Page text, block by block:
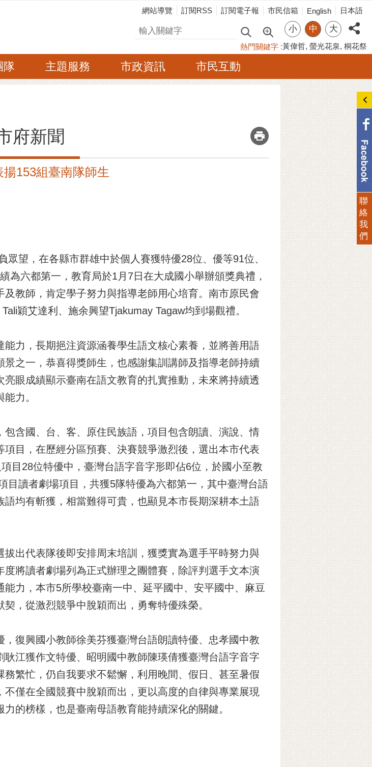
網站導覽 訂閱RSS 訂閱電子報 市民信箱 English 日本語
搜尋 小 中 大
熱門關鍵字 黃偉哲 螢光花泉 桐花祭
隊 主題服務 市政資訊 市民互動
府新聞 _
153組臺南隊師生
望，在各縣市群雄中於個人賽獲特優28位、優等91位、
為六都第一，教育局於1月7日在大成國小舉辦頒獎典禮，
教師，肯定學子努力與指導老師用心培育。南市原民會
穎艾達利、施余興望Tjakumay Tagaw均到場觀禮。
力，長期挹注資源涵養學生語文核心素養，並將善用語
之一，恭喜得獎師生，也感謝集訓講師及指導老師持續
眼成績顯示臺南在語文教育的扎實推動，未來將持續透
力。
含國、台、客、原住民族語，項目包含朗讀、演說、情
目，在歷經分區預賽、決賽競爭激烈後，選出本市代表
目28位特優中，臺灣台語字音字形即佔6位，於國小至教
目讀者劇場項目，共獲5隊特優為六都第一，其中臺灣台語
均有斬獲，相當難得可貴，也顯見本市長期深耕本土語
出代表隊後即安排周末培訓，獲獎實為選手平時努力與
將讀者劇場列為正式辦理之團體賽，除評判選手文本演
力，本市5所學校臺南一中、延平國中、安平國中、麻豆
，從激烈競爭中脫穎而出，勇奪特優殊榮。
復興國小教師徐美芬獲臺灣台語朗讀特優、忠孝國中教
江獲作文特優、昭明國中教師陳瑛倩獲臺灣台語字音字
繁忙，仍自我要求不鬆懈，利用晚間、假日、甚至暑假
僅在全國競賽中脫穎而出，更以高度的自律與專業展現
的榜樣，也是臺南母語教育能持續深化的關鍵。
聯
絡
我
們